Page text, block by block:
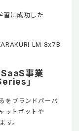
に成功した
LM 8x7B
事業
」
をブランドパーパ
ットボットや
す。